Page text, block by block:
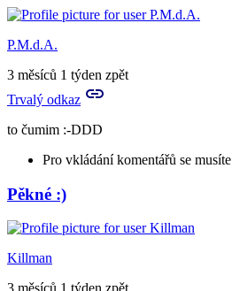
P.M.d.A.
3 měsíců 1 týden zpět
Trvalý odkaz
to čumim :-DDD
Pro vkládání komentářů se musíte
In
reply
to
občas
má
moje
Pěkné :)
Killman